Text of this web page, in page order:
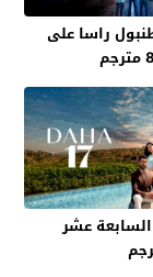
راسا على
عشر